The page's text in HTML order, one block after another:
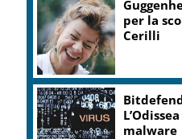
per la
Cerilli
malware